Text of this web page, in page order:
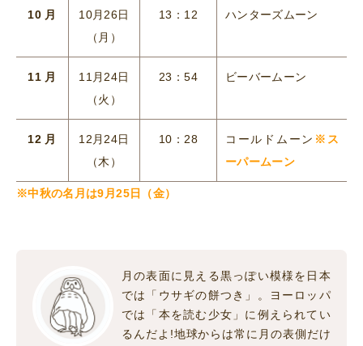
10 月
10月26日
（月）
13：12 ハンターズムーン
11 月
11月24日
（火）
23：54 ビーバームーン
12 月
12月24日
（木）
10：28 コールドムーン ※ス
ーパームーン
※中秋の名月は9月25日（金）
月の表面に見える黒っぽい模様を日本
では「ウサギの餅つき」。ヨーロッパ
では「本を読む少女」に例えられてい
るんだよ!地球からは常に月の表側だけ